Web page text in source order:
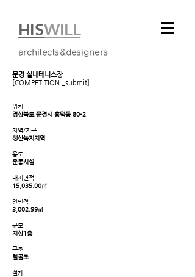
HISWILL
architects&designers
문경 실내테니스장
[COMPETITION _submit]
위치
경상북도 문경시 흥덕동 80-2
지역/지구
생산녹지지역
용도
운동시설
대지면적
15,035.00㎡
연면적
3,002.99㎡
규모
지상1층
구조
철골조
설계